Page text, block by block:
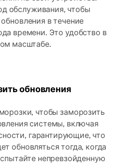
обслуживания, чтобы
в течение
времени. Это удобство в
масштабе.
обновления
чтобы заморозить
системы, включая
гарантирующие, что
обновляться тогда, когда
непревзойденную